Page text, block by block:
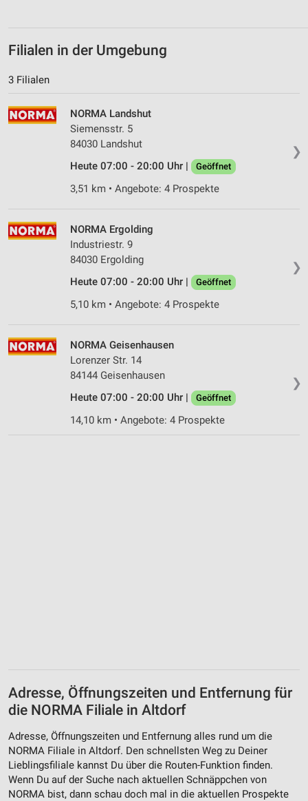
Filialen in der Umgebung
3 Filialen
❯
NORMA Landshut
Siemensstr. 5
84030 Landshut
Heute 07:00 - 20:00 Uhr |
Geöffnet
3,51 km • Angebote: 4 Prospekte
❯
NORMA Ergolding
Industriestr. 9
84030 Ergolding
Heute 07:00 - 20:00 Uhr |
Geöffnet
5,10 km • Angebote: 4 Prospekte
❯
NORMA Geisenhausen
Lorenzer Str. 14
84144 Geisenhausen
Heute 07:00 - 20:00 Uhr |
Geöffnet
14,10 km • Angebote: 4 Prospekte
Adresse, Öffnungszeiten und Entfernung für
die NORMA Filiale in Altdorf
Adresse, Öffnungszeiten und Entfernung alles rund um die
NORMA Filiale in Altdorf. Den schnellsten Weg zu Deiner
Lieblingsfiliale kannst Du über die Routen-Funktion finden.
Wenn Du auf der Suche nach aktuellen Schnäppchen von
NORMA bist, dann schau doch mal in die aktuellen Prospekte